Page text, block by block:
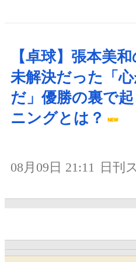
【卓球】張本美
未解決だった「
だ」優勝の裏で
ニングとは？
08月09日 21:11 日刊